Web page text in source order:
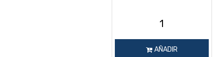
AÑADIR